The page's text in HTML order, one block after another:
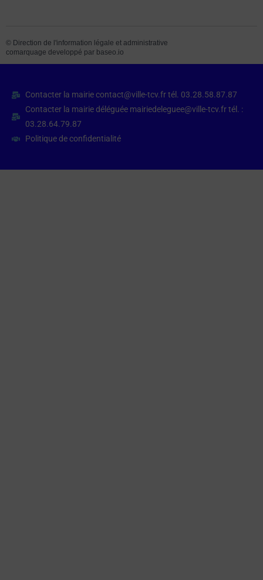
© Direction de l'information légale et administrative
comarquage developpé par baseo.io
Contacter la mairie contact@ville-tcv.fr tél. 03.28.58.87.87
Contacter la mairie déléguée mairiedeleguee@ville-tcv.fr tél. :
03.28.64.79.87
Politique de confidentialité